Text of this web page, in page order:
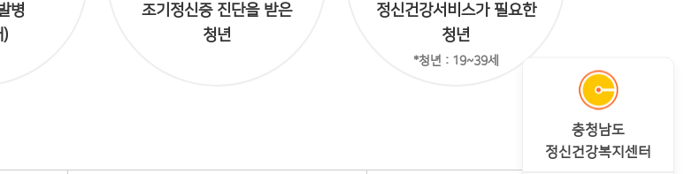
충청남도
정신건강복지센터
병
)
조기정신증 진단을 받은
청년
정신건강서비스가 필요한
청년
*청년 : 19~39세